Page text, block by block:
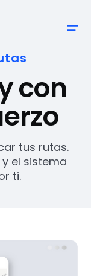
con
tus rutas.
el sistema
ti.